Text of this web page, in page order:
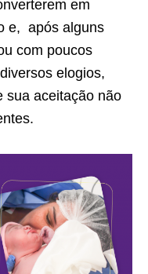
em
e, após alguns
com poucos
elogios,
sua aceitação não